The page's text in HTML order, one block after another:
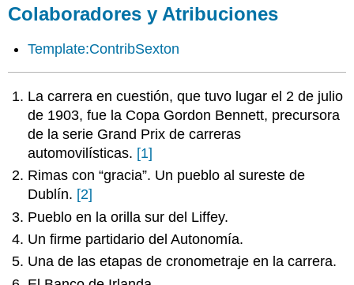
Colaboradores y Atribuciones
Template:ContribSexton
La carrera en cuestión, que tuvo lugar el 2 de julio
de 1903, fue la Copa Gordon Bennett, precursora
de la serie Grand Prix de carreras
automovilísticas. [1]
Rimas con “gracia”. Un pueblo al sureste de
Dublín. [2]
Pueblo en la orilla sur del Liffey.
Un firme partidario del Autonomía.
Una de las etapas de cronometraje en la carrera.